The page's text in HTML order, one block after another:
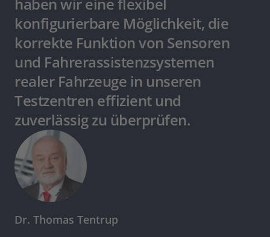
haben wir eine flexibel
konfigurierbare Möglichkeit, die
korrekte Funktion von Sensoren
und Fahrerassistenzsystemen
realer Fahrzeuge in unseren
Testzentren effizient und
zuverlässig zu überprüfen.
Dr. Thomas Tentrup